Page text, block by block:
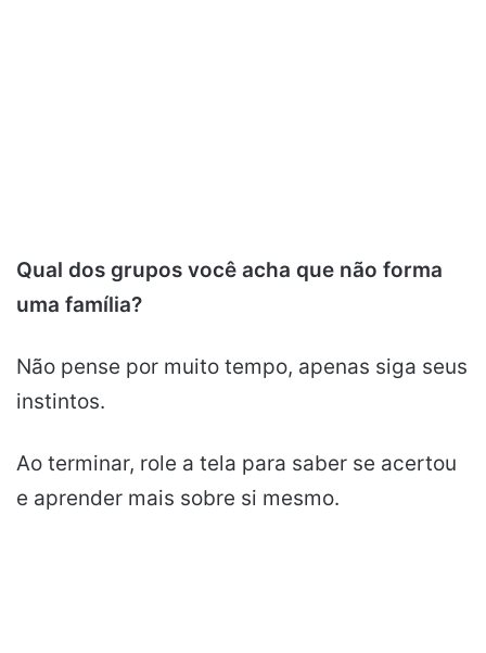
Qual dos grupos você acha que não forma
uma família?
Não pense por muito tempo, apenas siga seus
instintos.
Ao terminar, role a tela para saber se acertou
e aprender mais sobre si mesmo.